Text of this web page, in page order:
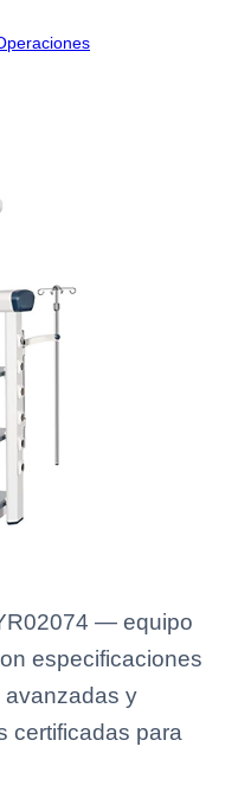
— equipo
especificaciones
avanzadas y
certificadas para